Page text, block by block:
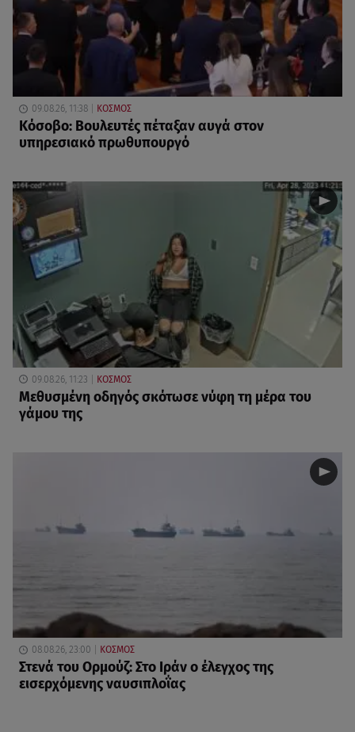
09.08.26, 11:38 ΚΟΣΜΟΣ
Κόσοβο: Βουλευτές πέταξαν αυγά στον
υπηρεσιακό πρωθυπουργό
09.08.26, 11:23 ΚΟΣΜΟΣ
Μεθυσμένη οδηγός σκότωσε νύφη τη μέρα του
γάμου της
08.08.26, 23:00 ΚΟΣΜΟΣ
Στενά του Ορμούζ: Στο Ιράν ο έλεγχος της
εισερχόμενης ναυσιπλοΐας